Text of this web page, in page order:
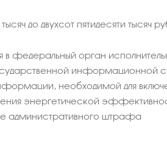
до двухсот пятидесяти тысяч
федеральный орган
информационной
необходимой для
энергетической
административного штрафа